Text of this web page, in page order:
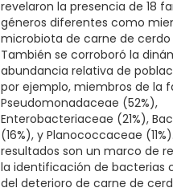
revelaron la presencia de 18
géneros diferentes como
microbiota de carne de cerdo
También se corroboró la
abundancia relativa de
por ejemplo, miembros de la
Pseudomonadaceae (52%),
Enterobacteriaceae (21%),
(16%), y Planococcaceae
resultados son un marco de
la identificación de bacterias
del deterioro de carne de